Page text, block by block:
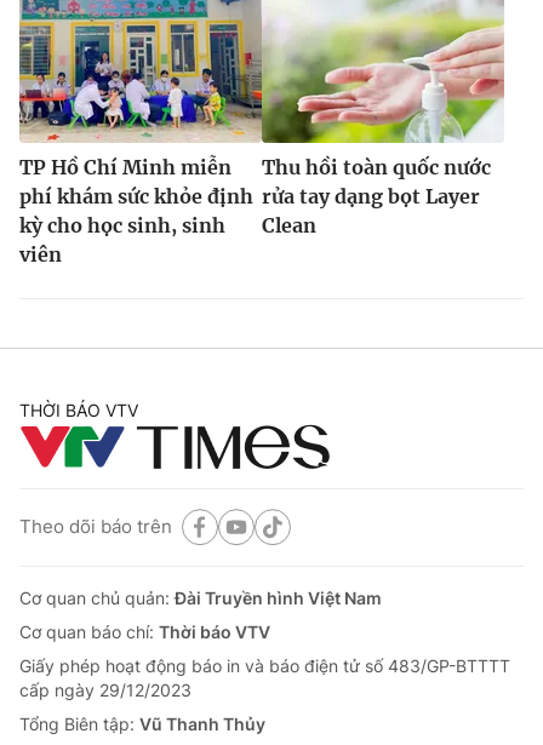
TP Hồ Chí Minh miễn
phí khám sức khỏe định
kỳ cho học sinh, sinh
viên
Thu hồi toàn quốc nước
rửa tay dạng bọt Layer
Clean
THỜI BÁO VTV
Theo dõi báo trên
Cơ quan chủ quản:Đài Truyền hình Việt Nam
Cơ quan báo chí: Thời báo VTV
Giấy phép hoạt động báo in và báo điện tử số 483/GP-BTTTT
cấp ngày 29/12/2023
Tổng Biên tập: Vũ Thanh Thủy